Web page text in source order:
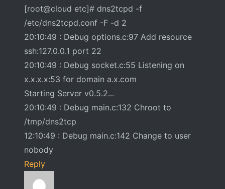
[root@cloud etc]# dns2tcpd -f
/etc/dns2tcpd.conf -F -d 2
20:10:49 : Debug options.c:97 Add resource
ssh:127.0.0.1 port 22
20:10:49 : Debug socket.c:55 Listening on
x.x.x.x:53 for domain a.x.com
Starting Server v0.5.2...
20:10:49 : Debug main.c:132 Chroot to
/tmp/dns2tcp
12:10:49 : Debug main.c:142 Change to user
nobody
Reply